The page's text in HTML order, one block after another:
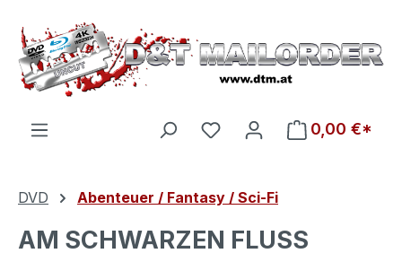
Zum Hauptinhalt springen
Du hast 0 Produkte auf
0,00 €*
DVD Abenteuer / Fantasy / Sci-Fi
AM SCHWARZEN FLUSS